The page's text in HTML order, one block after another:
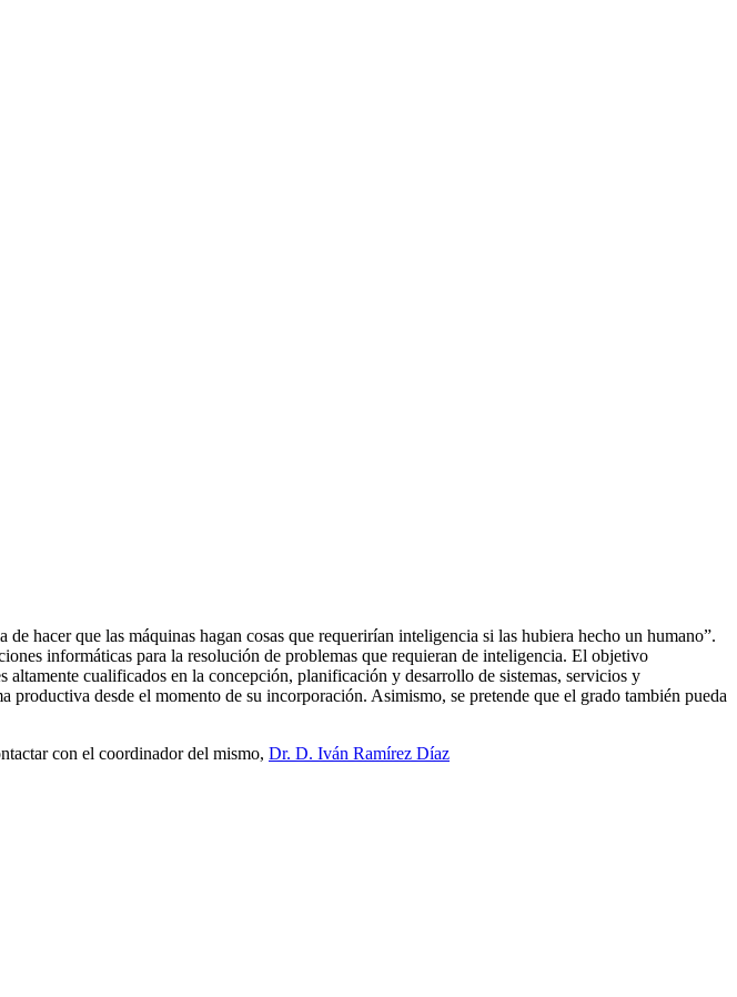
hacer que las máquinas hagan cosas que requerirían inteligencia si las hubiera hecho un humano”.
informáticas para la resolución de problemas que requieran de inteligencia. El objetivo
cualificados en la concepción, planificación y desarrollo de sistemas, servicios y
desde el momento de su incorporación. Asimismo, se pretende que el grado también pueda
con el coordinador del mismo, Dr. D. Iván Ramírez Díaz